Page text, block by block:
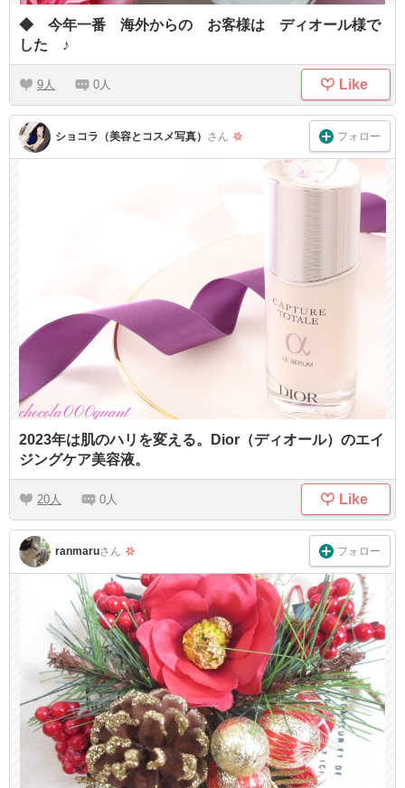
◆ 今年一番 海外からの お客様は ディオール様で
した ♪
9 0 Like
ショコラ（美容とコスメ写真） さん フォロー
2023年は肌のハリを変える。Dior（ディオール）のエイ
ジングケア美容液。
20 0 Like
ranmaruさん フォロー